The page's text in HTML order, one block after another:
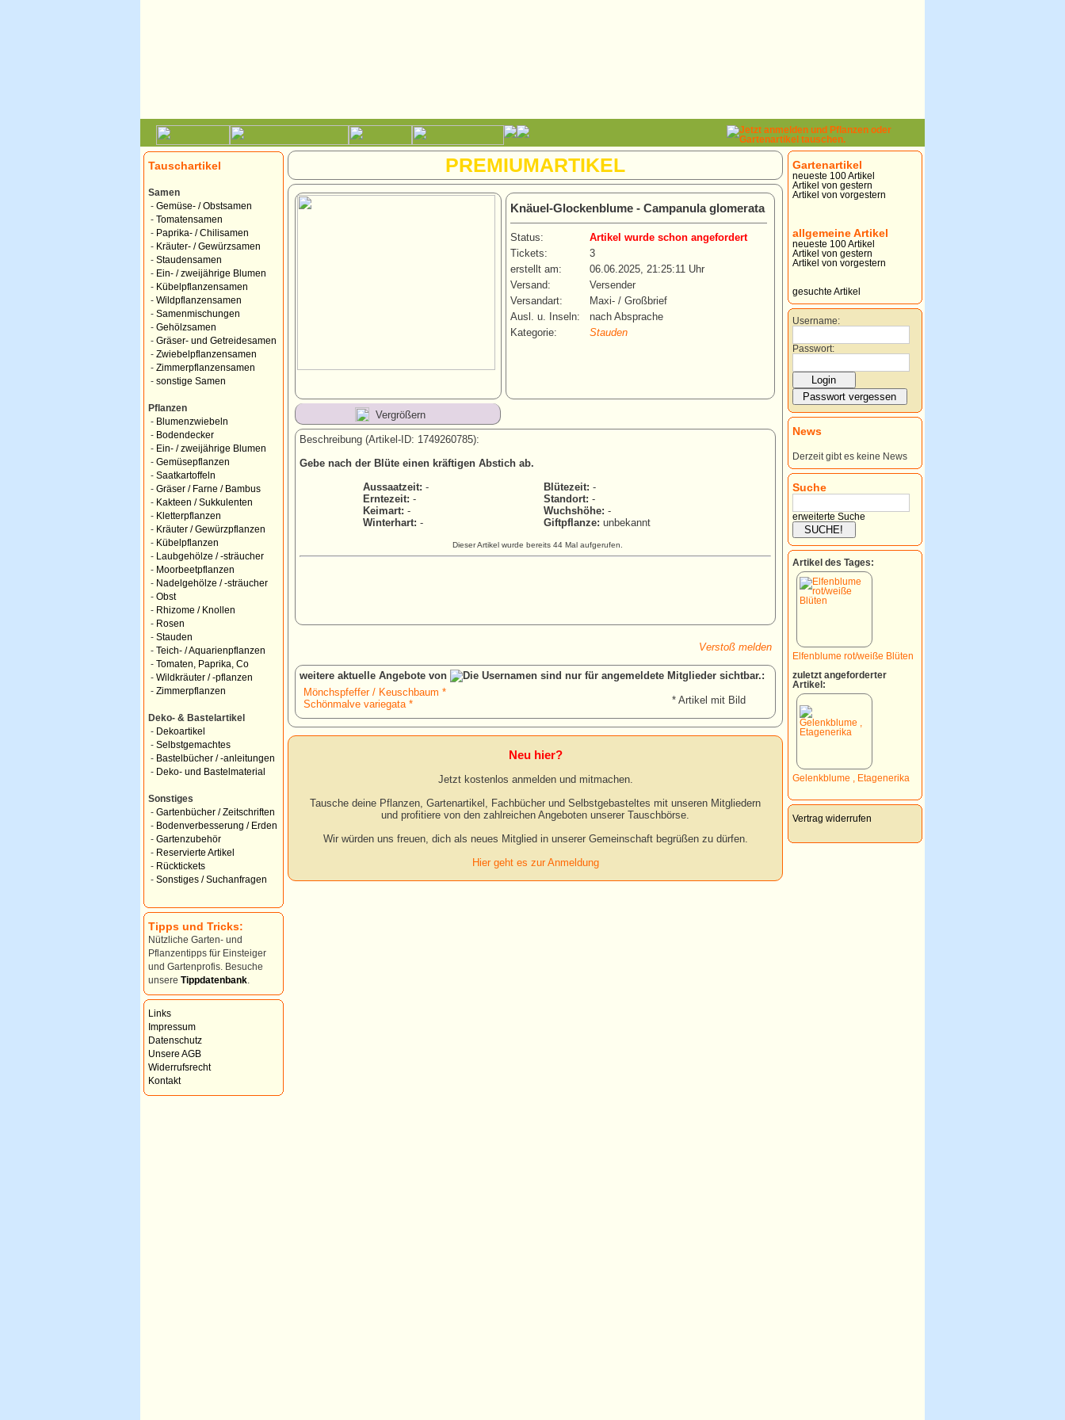
Tauschartikel
Samen
- Gemüse- / Obstsamen
- Tomatensamen
- Paprika- / Chilisamen
- Kräuter- / Gewürzsamen
- Staudensamen
- Ein- / zweijährige Blumen
- Kübelpflanzensamen
- Wildpflanzensamen
- Samenmischungen
- Gehölzsamen
- Gräser- und Getreidesamen
- Zwiebelpflanzensamen
- Zimmerpflanzensamen
- sonstige Samen
Pflanzen
- Blumenzwiebeln
- Bodendecker
- Ein- / zweijährige Blumen
- Gemüsepflanzen
- Saatkartoffeln
- Gräser / Farne / Bambus
- Kakteen / Sukkulenten
- Kletterpflanzen
- Kräuter / Gewürzpflanzen
- Kübelpflanzen
-
Laubgehölze / -sträucher
- Moorbeetpflanzen
- Nadelgehölze / -sträucher
- Obst
- Rhizome / Knollen
- Rosen
- Stauden
- Teich- / Aquarienpflanzen
- Tomaten, Paprika, Co
- Wildkräuter / -pflanzen
- Zimmerpflanzen
Deko- & Bastelartikel
- Dekoartikel
- Selbstgemachtes
- Bastelbücher / -anleitungen
- Deko- und Bastelmaterial
Sonstiges
- Gartenbücher / Zeitschriften
- Bodenverbesserung / Erden
- Gartenzubehör
- Reservierte Artikel
- Rücktickets
- Sonstiges / Suchanfragen
Tipps und Tricks:
Nützliche Garten- und
Pflanzentipps für Einsteiger
und Gartenprofis. Besuche
unsere Tippdatenbank
Links
Impressum
Datenschutz
Unsere AGB
Widerrufsrecht
Kontakt
PREMIUMARTIKEL
Knäuel-Glockenblume - Campanula glomerata
Status:
Artikel wurde schon angefordert
Tickets:
3
erstellt am:
06.06.2025, 21:25:11 Uhr
Versand:
Versender
Versandart:
Maxi- / Großbrief
Ausl. u. Inseln:
nach Absprache
Kategorie:
Stauden
Vergrößern
Beschreibung (Artikel-ID: 1749260785):
Gebe nach der Blüte einen kräftigen Abstich ab.
Aussaatzeit: - Blütezeit: -
Erntezeit: - Standort: -
Keimart: - Wuchshöhe: -
Winterhart: - Giftpflanze: unbekannt
Dieser Artikel wurde bereits 44 Mal aufgerufen.
Verstoß melden
weitere aktuelle Angebote von
:
Mönchspfeffer / Keuschbaum *
Schönmalve variegata *
* Artikel mit Bild
Neu hier?
Jetzt kostenlos anmelden und mitmachen.
Tausche deine Pflanzen, Gartenartikel, Fachbücher und Selbstgebasteltes mit unseren Mitgliedern
und profitiere von den zahlreichen Angeboten unserer Tauschbörse.
Wir würden uns freuen, dich als neues Mitglied in unserer Gemeinschaft begrüßen zu dürfen.
Hier geht es zur Anmeldung
Gartenartikel
neueste 100 Artikel
Artikel von gestern
Artikel von vorgestern
allgemeine Artikel
neueste 100 Artikel
Artikel von gestern
Artikel von vorgestern
gesuchte Artikel
Username:
Passwort:
News
Derzeit gibt es keine News
Suche
erweiterte Suche
Artikel des Tages:
Elfenblume rot/weiße Blüten
zuletzt angeforderter
Artikel:
Gelenkblume , Etagenerika
Vertrag widerrufen